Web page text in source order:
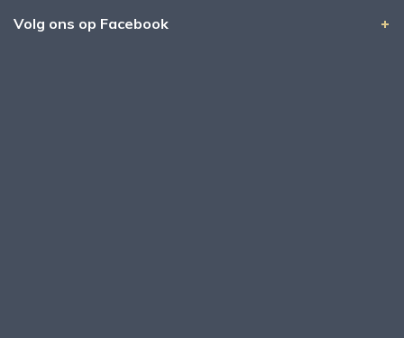
Volg ons op Facebook